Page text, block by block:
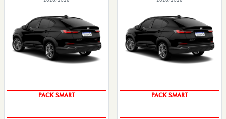
PACK SMART PACK SMART